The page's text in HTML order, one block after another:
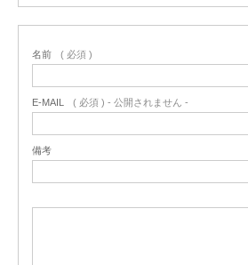
名前 ( 必須 )
E-MAIL ( 必須 ) - 公開されません -
備考